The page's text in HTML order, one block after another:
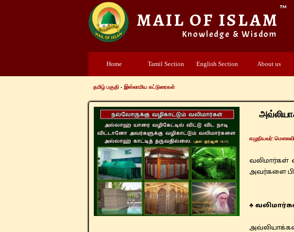
Home Tamil Section English Section About us
MAIL OF ISLAM ™
Knowledge & Wisdom
​எழுதியவர்: மௌலவி
வலிமார்கள்
அவர்களை
♣
தமிழ் பகுதி-இஸ்லாமிய கட்டுரைகள்